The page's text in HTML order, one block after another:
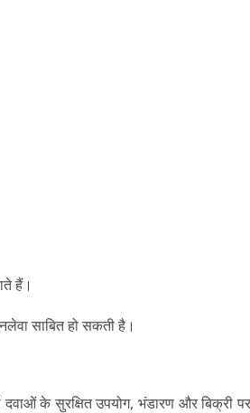
हैं।
साबित हो सकती है।
के सुरक्षित उपयोग, भंडारण और बिक्री